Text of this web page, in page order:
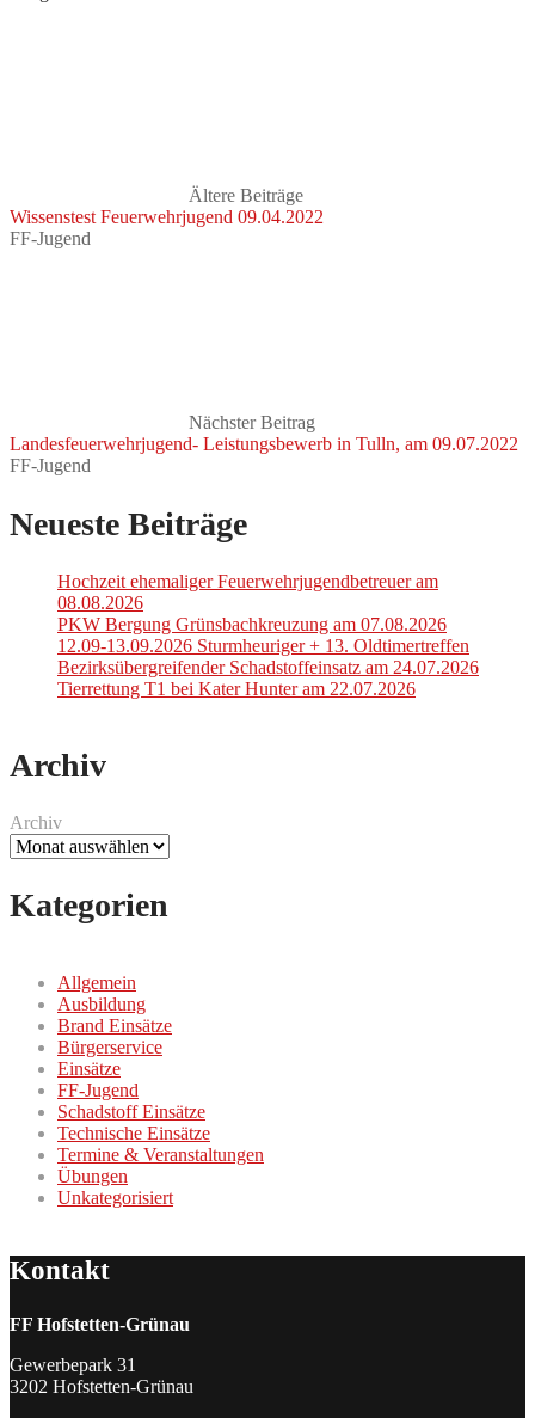
Ältere Beiträge
Wissenstest Feuerwehrjugend 09.04.2022
FF-Jugend
Nächster Beitrag
Landesfeuerwehrjugend- Leistungsbewerb in Tulln, am 09.07.2022
FF-Jugend
Neueste Beiträge
Hochzeit ehemaliger Feuerwehrjugendbetreuer am
08.08.2026
PKW Bergung Grünsbachkreuzung am 07.08.2026
12.09-13.09.2026 Sturmheuriger + 13. Oldtimertreffen
Bezirksübergreifender Schadstoffeinsatz am 24.07.2026
Tierrettung T1 bei Kater Hunter am 22.07.2026
Archiv
Archiv
Kategorien
Allgemein
Ausbildung
Brand Einsätze
Bürgerservice
Einsätze
FF-Jugend
Schadstoff Einsätze
Technische Einsätze
Termine & Veranstaltungen
Übungen
Unkategorisiert
Kontakt
FF Hofstetten-Grünau
Gewerbepark 31
3202 Hofstetten-Grünau